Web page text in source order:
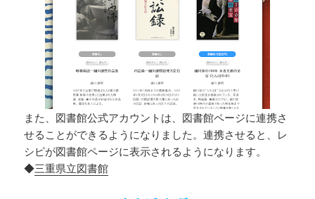
また、図書館公式アカウントは、図書館ページに連携さ
せることができるようになりました。連携させると、レ
シピが図書館ページに表示されるようになります。
◆三重県立図書館